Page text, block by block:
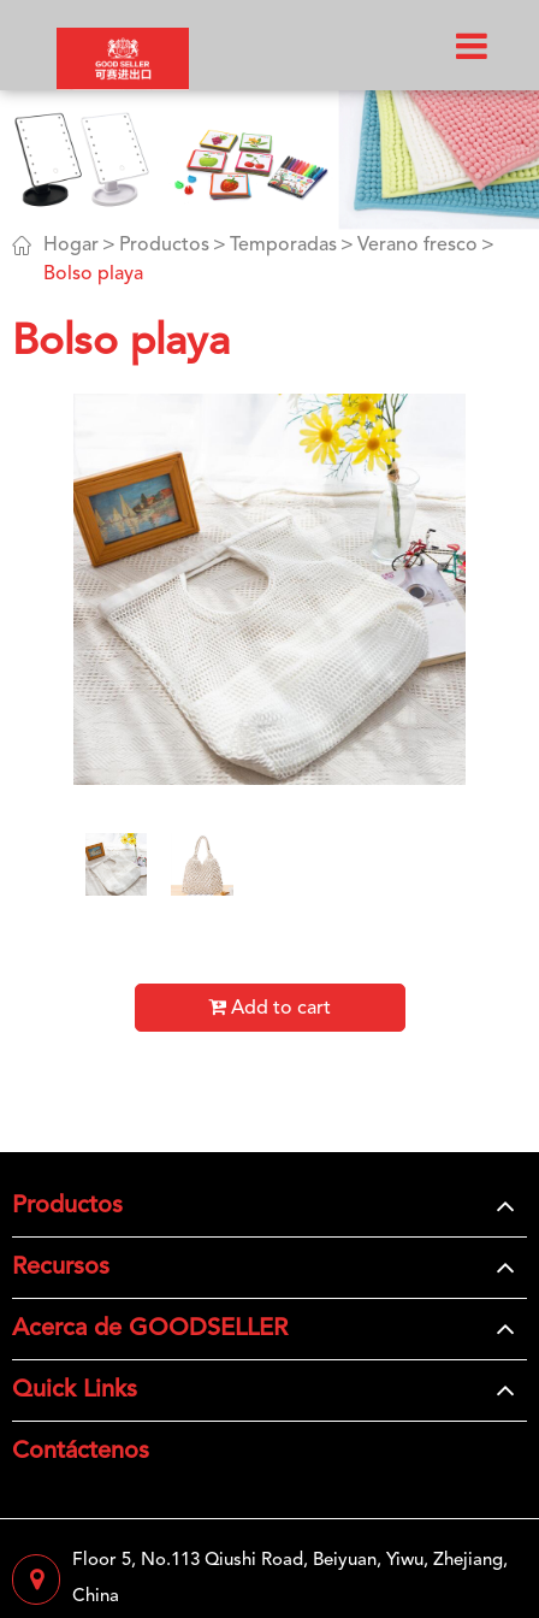
 Hogar Productos Temporadas
Verano fresco
Bolso playa
Bolso playa
Add to cart
Productos
Recursos
Acerca de GOODSELLER
Quick Links
Contáctenos
Floor 5, No.113 Qiushi Road, Beiyuan, Yiwu, Zhejiang,
China